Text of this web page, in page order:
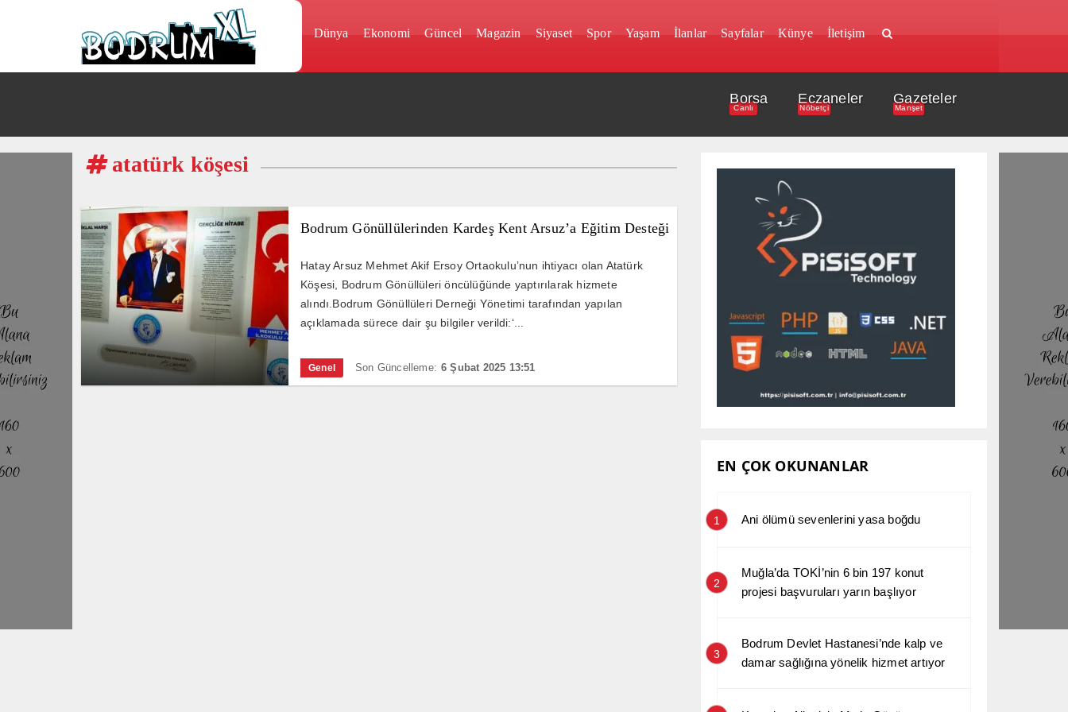
Dünya Ekonomi Güncel Magazin Siyaset Spor Yaşam İlanlar Sayfalar Künye İletişim
Borsa
Canlı
Eczaneler
Nöbetçi
Gazeteler
Manşet
atatürk köşesi
Bodrum Gönüllülerinden Kardeş Kent Arsuz’a Eğitim Desteği
Hatay Arsuz Mehmet Akif Ersoy Ortaokulu’nun ihtiyacı olan Atatürk
Köşesi, Bodrum Gönüllüleri öncülüğünde yaptırılarak hizmete
alındı.Bodrum Gönüllüleri Derneği Yönetimi tarafından yapılan
açıklamada sürece dair şu bilgiler verildi:‘...
Genel Son Güncelleme: 6 Şubat 2025 13:51
EN ÇOK OKUNANLAR
1 Ani ölümü sevenlerini yasa boğdu
2
Muğla’da TOKİ’nin 6 bin 197 konut
projesi başvuruları yarın başlıyor
3
Bodrum Devlet Hastanesi’nde kalp ve
damar sağlığına yönelik hizmet artıyor